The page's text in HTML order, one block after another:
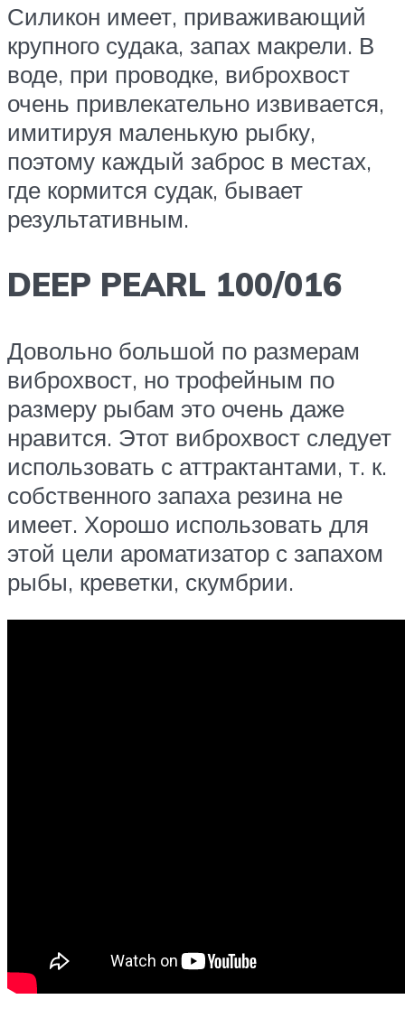
Силикон имеет, приваживающий
крупного судака, запах макрели. В
воде, при проводке, виброхвост
очень привлекательно извивается,
имитируя маленькую рыбку,
поэтому каждый заброс в местах,
где кормится судак, бывает
результативным.
DEEP PEARL 100/016
Довольно большой по размерам
виброхвост, но трофейным по
размеру рыбам это очень даже
нравится. Этот виброхвост следует
использовать с аттрактантами, т. к.
собственного запаха резина не
имеет. Хорошо использовать для
этой цели ароматизатор с запахом
рыбы, креветки, скумбрии.